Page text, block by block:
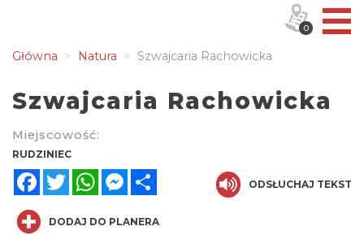
Główna Natura Szwajcaria Rachowicka
Szwajcaria Rachowicka
Miejscowość:
RUDZINIEC
FacebookTwitterWhatsAppMessenger
ODSŁUCHAJ TEKST
DODAJ DO PLANERA
0